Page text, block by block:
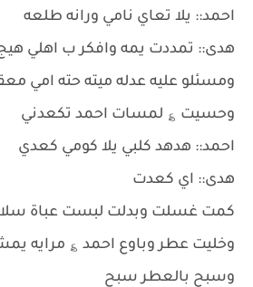
احمد:: يلا تعاي نامي ورانه طلعه
هدى:: تمددت يمه وافكر ب اهلي
ومسئلو عليه عدله ميته حته امي
وحسيت ؏ لمسات احمد تكعدني
احمد:: هدهد كلبي يلا كومي كعدي
هدى:: اي كعدت
كمت غسلت وبدلت لبست عباة
وخليت عطر وباوع احمد ؏ مرايه
وسبح بالعطر سبح